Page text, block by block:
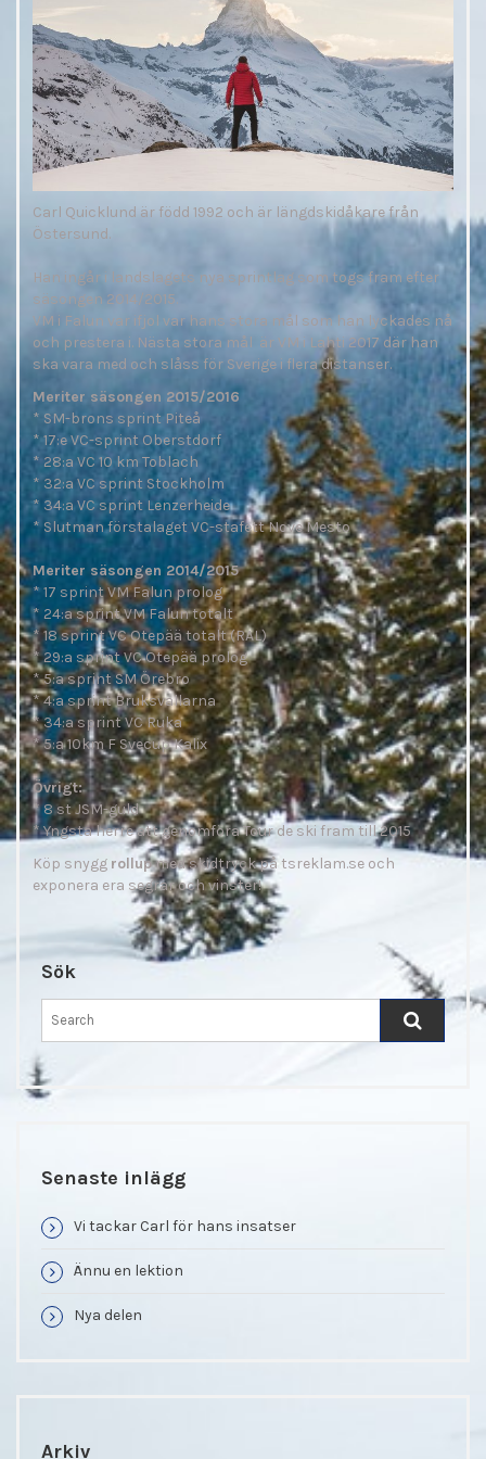
Carl Quicklund är född 1992 och är längdskidåkare från
Östersund.
Han ingår i landslagets nya sprintlag som togs fram efter
säsongen 2014/2015.
VM i Falun var ifjol var hans stora mål som han lyckades nå
och prestera i. Nästa stora mål är VM i Lahti 2017 där han
ska vara med och slåss för Sverige i flera distanser.
Meriter säsongen 2015/2016
* SM-brons sprint Piteå
* 17:e VC-sprint Oberstdorf
* 28:a VC 10 km Toblach
* 32:a VC sprint Stockholm
* 34:a VC sprint Lenzerheide
* Slutman förstalaget VC-stafett Nove Mesto
Meriter säsongen 2014/2015
* 17 sprint VM Falun prolog
* 24:a sprint VM Falun totalt
* 18 sprint VC Otepää totalt (RAL)
* 29:a sprint VC Otepää prolog
* 5:a sprint SM Örebro
* 4:a sprint Bruksvallarna
* 34:a sprint VC Ruka
* 5:a 10km F Svecup Kalix
Övrigt:
* 8 st JSM-guld
* Yngsta herre att genomföra Tour de ski fram till 2015
Köp snygg rollupmed skidtryck på tsreklam.se och
exponera era segrar och vinster!
Sök
Senaste inlägg
Vi tackar Carl för hans insatser
Ännu en lektion
Nya delen
Arkiv